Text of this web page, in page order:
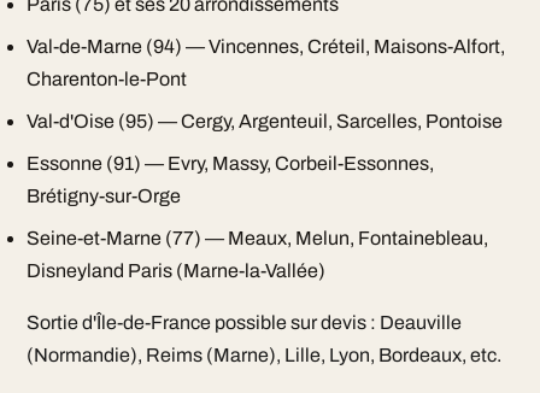
Paris (75) et ses 20 arrondissements
Val-de-Marne (94) — Vincennes, Créteil, Maisons-Alfort,
Charenton-le-Pont
Val-d'Oise (95) — Cergy, Argenteuil, Sarcelles, Pontoise
Essonne (91) — Evry, Massy, Corbeil-Essonnes,
Brétigny-sur-Orge
Seine-et-Marne (77) — Meaux, Melun, Fontainebleau,
Disneyland Paris (Marne-la-Vallée)
Sortie d'Île-de-France possible sur devis : Deauville
(Normandie), Reims (Marne), Lille, Lyon, Bordeaux, etc.